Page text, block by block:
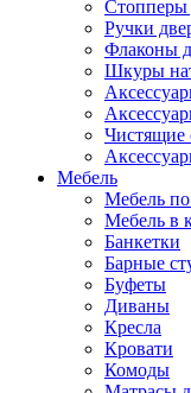
Стопперы
Ручки
Флаконы
Шкуры
Чистящие
Мебель
Мебель
Мебель в
Банкетки
Барные
Буфеты
Диваны
Кресла
Кровати
Комоды